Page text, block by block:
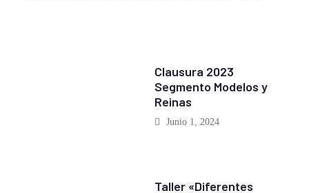
Clausura 2023
Segmento Modelos y
Reinas
Junio 1, 2024
Taller «Diferentes